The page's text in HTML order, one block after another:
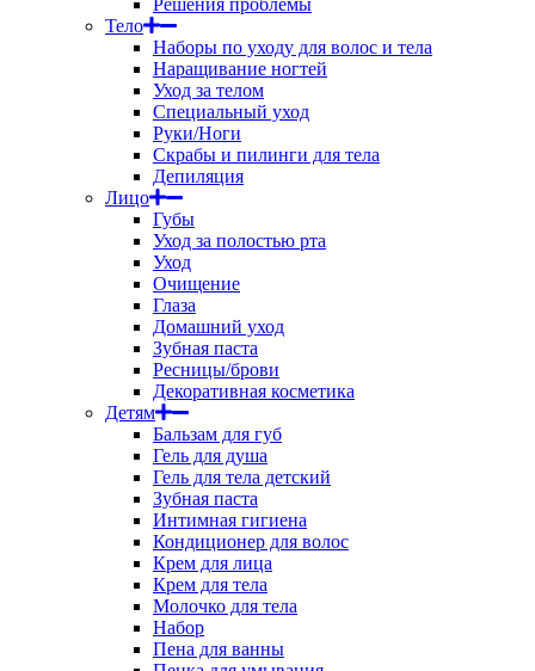
Решения проблемы
Тело
Наборы по уходу для волос и тела
Наращивание ногтей
Уход за телом
Специальный уход
Руки/Ноги
Скрабы и пилинги для тела
Депиляция
Лицо
Губы
Уход за полостью рта
Уход
Очищение
Глаза
Домашний уход
Зубная паста
Ресницы/брови
Декоративная косметика
Детям
Бальзам для губ
Гель для душа
Гель для тела детский
Зубная паста
Интимная гигиена
Кондиционер для волос
Крем для лица
Крем для тела
Молочко для тела
Набор
Пена для ванны